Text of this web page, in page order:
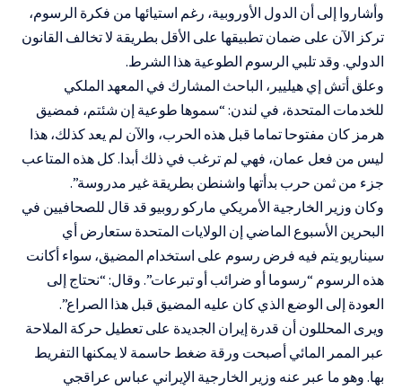
وأشاروا إلى أن الدول الأوروبية، رغم استيائها من فكرة الرسوم،
تركز الآن على ضمان تطبيقها على الأقل بطريقة لا تخالف القانون
الدولي. وقد تلبي الرسوم الطوعية هذا الشرط.
وعلق أتش إي هيليير، الباحث المشارك في المعهد الملكي
للخدمات المتحدة، في لندن: “سموها طوعية إن شئتم، فمضيق
هرمز كان مفتوحا تماما قبل هذه الحرب، والآن لم يعد كذلك، هذا
ليس من فعل عمان، فهي لم ترغب في ذلك أبدا. كل هذه المتاعب
جزء من ثمن حرب بدأتها واشنطن بطريقة غير مدروسة”.
وكان وزير الخارجية الأمريكي ماركو روبيو قد قال للصحافيين في
البحرين الأسبوع الماضي إن الولايات المتحدة ستعارض أي
سيناريو يتم فيه فرض رسوم على استخدام المضيق، سواء أكانت
هذه الرسوم “رسوما أو ضرائب أو تبرعات”. وقال: “نحتاج إلى
العودة إلى الوضع الذي كان عليه المضيق قبل هذا الصراع”.
ويرى المحللون أن قدرة إيران الجديدة على تعطيل حركة الملاحة
عبر الممر المائي أصبحت ورقة ضغط حاسمة لا يمكنها التفريط
بها. وهو ما عبر عنه وزير الخارجية الإيراني عباس عراقجي